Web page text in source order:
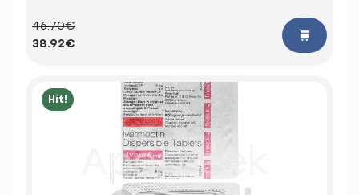
46.70€
38.92€
Hit!